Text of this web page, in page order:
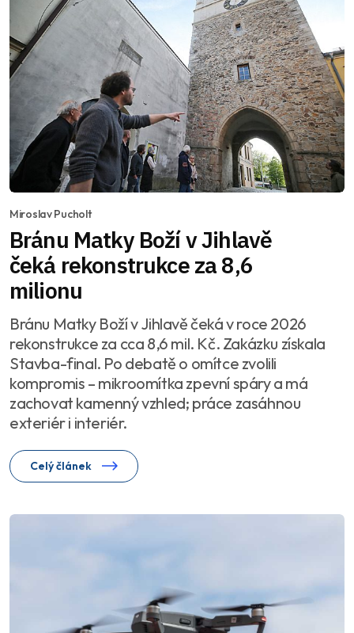
Miroslav Pucholt
Bránu Matky Boží v Jihlavě
čeká rekonstrukce za 8,6
milionu
Bránu Matky Boží v Jihlavě čeká v roce 2026
rekonstrukce za cca 8,6 mil. Kč. Zakázku získala
Stavba-final. Po debatě o omítce zvolili
kompromis – mikroomítka zpevní spáry a má
zachovat kamenný vzhled; práce zasáhnou
exteriér i interiér.
Celý článek